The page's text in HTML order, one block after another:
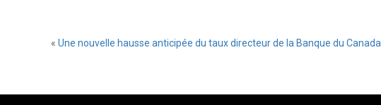
« Une nouvelle hausse anticipée du taux directeur de la Banque du